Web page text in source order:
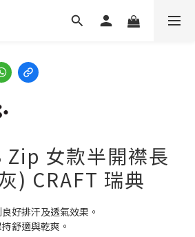
女款半開襟長
) CRAFT 瑞典
好排汗及透氣效果。
舒適與乾爽。